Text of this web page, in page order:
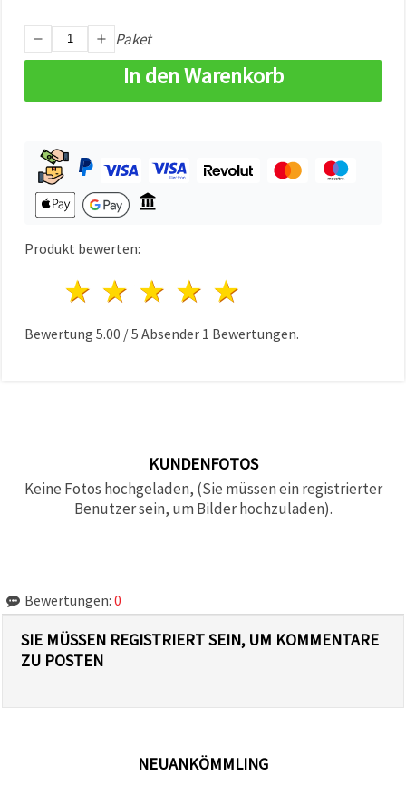
Impressum
Richtlinie
Alle
akzeptieren
Cookie-
Paket
In den Warenkorb
Produkt bewerten:
4 Sterne
3 Sterne
2 Sterne
1 Stern
Bewertung 5.00 /5 Absender 1 Bewertungen.
KUNDENFOTOS
Keine Fotos hochgeladen, (Sie müssen ein registrierter
Benutzer sein, um Bilder hochzuladen).
Bewertungen: 0
SIE MÜSSEN REGISTRIERT SEIN, UM KOMMENTARE
ZU POSTEN
NEUANKÖMMLING